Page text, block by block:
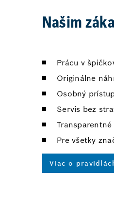
Našim
Prácu v
Originálne
Osobný
Servis bez
Transparentné
Pre všetky
Viac o